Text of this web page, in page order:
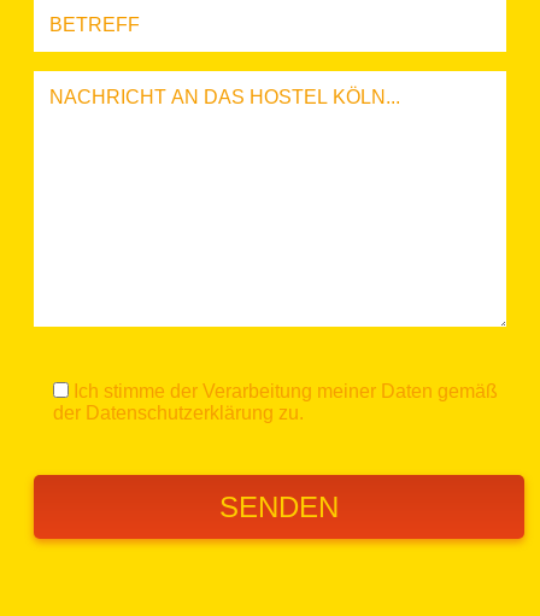
Ich stimme der Verarbeitung meiner Daten gemäß
der Datenschutzerklärung zu.